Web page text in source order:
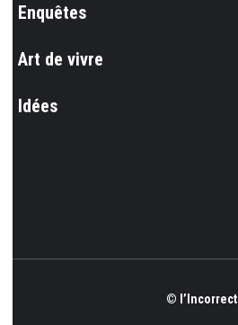
Enquêtes
Art de vivre
Idées
© l’Incorrect